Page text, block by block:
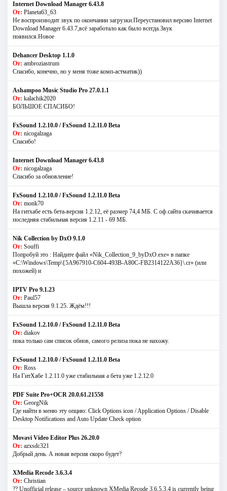
Internet Download Manager 6.43.8
От: Planeta63_63
Не воспроизводит звук по окончании загрузки.Переустановил версию Internet
Download Manager 6.43.7,всё заработало как было всегда.Звук
появился.Новое
Dehancer Desktop 1.1.0
От: ambroziastrum
Спасибо, конечно, но у меня тоже комп-астматик))
Ashampoo Music Studio Pro 27.0.1.1
От: kalachik2020
БОЛЬШОЕ СПАСИБО!
FxSound 1.2.10.0 / FxSound 1.2.11.0 Beta
От: nicogalzaga
Спасибо!
Internet Download Manager 6.43.8
От: nicogalzaga
Спасибо за обновление!
FxSound 1.2.10.0 / FxSound 1.2.11.0 Beta
От: monk70
На гитхабе есть бета-версия 1.2.12, её размер 74,4 МБ. С оф.сайта скачивается
последняя стабильная версия 1.2.11 - 69 МБ.
Nik Collection by DxO 9.1.0
От: Souffi
Попробуй это : Найдите файл «Nik_Collection_9_byDxO.exe» в папке
«C:\Windows\Temp\{5A967910-C604-493B-A80C-FB2314122A36}\.cr» (или
похожей) и
IPTV Pro 9.1.23
От: Paul57
Вышла версия 9.1.25. Ждём!!!
FxSound 1.2.10.0 / FxSound 1.2.11.0 Beta
От: diakov
пока только сам список обнов, самого релиза пока не нахожу.
FxSound 1.2.10.0 / FxSound 1.2.11.0 Beta
От: Ross
На ГитХабе 1.2.11.0 уже стабильная а бета уже 1.2.12.0
PDF Suite Pro+OCR 20.0.61.21558
От: GeorgNik
Где найти в меню эту опцию: Click Options icon / Application Options / Disable
Desktop Notifications and Auto Update Check option
Movavi Video Editor Plus 26.20.0
От: azxsdc321
Добрый день. А новая версия скоро будет?
XMedia Recode 3.6.3.4
От: Christian
?? Unofficial release – source unknown XMedia Recode 3.6.5.3.4 is currently being